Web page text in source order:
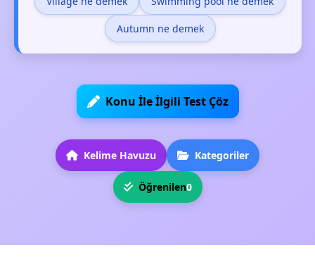
Autumn ne demek
Konu İle İlgili Test Çöz
Kelime Havuzu Kategoriler
Öğrenilen0